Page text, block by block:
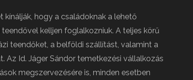
hogy a családoknak a lehető
kelljen foglalkozniuk. A teljes körű
teendőket, a belföldi szállítást, valamint a
Id. Jáger Sándor temetkezési vállalkozás
megszervezésére is, minden esetben